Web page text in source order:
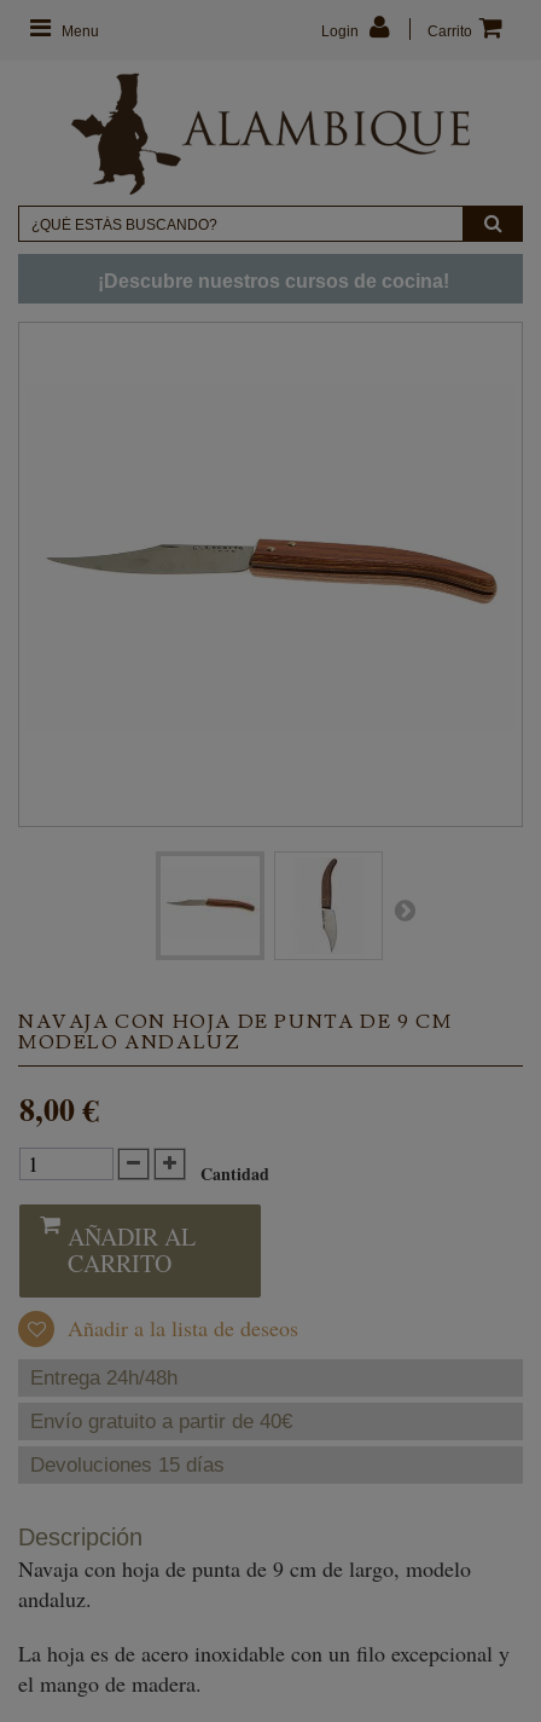
Menu Carrito
Login
¡Descubre nuestros cursos de cocina!
NAVAJA CON HOJA DE PUNTA DE 9 CM
MODELO ANDALUZ
8,00 €
Cantidad
AÑADIR AL
CARRITO
Añadir a la lista de deseos
Entrega 24h/48h
Envío gratuito a partir de 40€
Devoluciones 15 días
Descripción
Navaja con hoja de punta de 9 cm de largo, modelo
andaluz.
La hoja es de acero inoxidable con un filo excepcional y
el mango de madera.